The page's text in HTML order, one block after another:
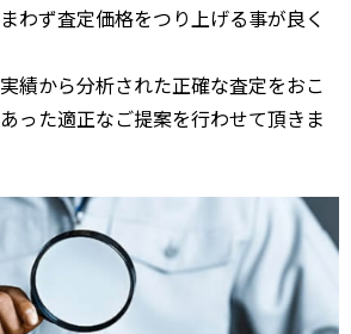
わず査定価格をつり上げる事が良く
績から分析された正確な査定をおこ
った適正なご提案を行わせて頂きま